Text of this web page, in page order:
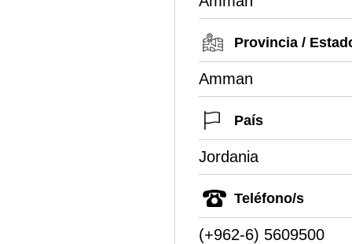
Provincia /
Amman
País
Jordania
Teléfono/s
(+962-6) 5609500